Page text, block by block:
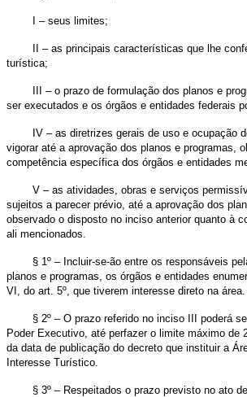
I – seus limites;
II – as principais características que lhe
turística;
III – o prazo de formulação dos planos e
ser executados e os órgãos e entidades federais
IV – as diretrizes gerais de uso e ocupação
vigorar até a aprovação dos planos e programas,
competência específica dos órgãos e entidades
V – as atividades, obras e serviços
sujeitos a parecer prévio, até a aprovação dos
observado o disposto no inciso anterior quanto à
ali mencionados.
§ 1º – Incluir-se-ão entre os responsáveis
planos e programas, os órgãos e entidades
VI, do art. 5º, que tiverem interesse direto na área.
§ 2º – O prazo referido no inciso III poderá
Poder Executivo, até perfazer o limite máximo de
da data de publicação do decreto que instituir a
Interesse Turístico.
§ 3º – Respeitados o prazo previsto no ato